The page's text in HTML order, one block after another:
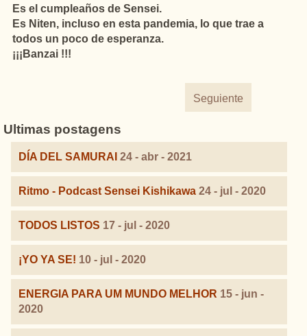
Es el cumpleaños de Sensei.
Es Niten, incluso en esta pandemia, lo que trae a
todos un poco de esperanza.
¡¡¡Banzai !!!
Seguiente
Ultimas postagens
DÍA DEL SAMURAI 24 - abr - 2021
Ritmo - Podcast Sensei Kishikawa 24 - jul - 2020
TODOS LISTOS 17 - jul - 2020
¡YO YA SE! 10 - jul - 2020
ENERGIA PARA UM MUNDO MELHOR 15 - jun -
2020